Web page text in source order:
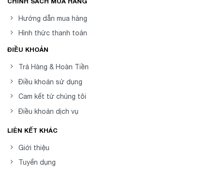
Hướng dẫn mua hàng
Hình thức thanh toán
ĐIỀU KHOẢN
Trả Hàng & Hoàn Tiền
Điều khoản sử dụng
Cam kết từ chúng tôi
Điều khoản dịch vụ
LIÊN KẾT KHÁC
Giới thiệu
Tuyển dụng